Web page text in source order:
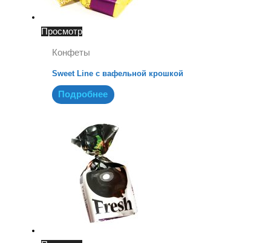
Просмотр
Конфеты
Sweet Line с вафельной крошкой
Подробнее